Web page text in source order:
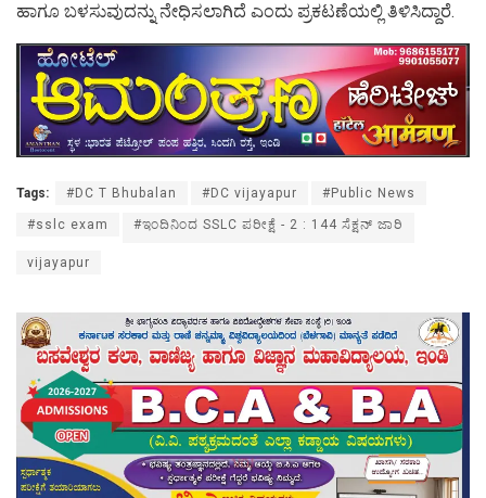
ಹಾಗೂ ಬಳಸುವುದನ್ನು ನೇಧಿಸಲಾಗಿದೆ ಎಂದು ಪ್ರಕಟಣೆಯಲ್ಲಿ ತಿಳಿಸಿದ್ದಾರೆ.
Tags: #DC T Bhubalan #DC vijayapur #Public News
#sslc exam #ಇಂದಿನಿಂದ SSLC ಪರೀಕ್ಷೆ - 2 : 144 ಸೆಕ್ಷನ್ ಜಾರಿ
vijayapur